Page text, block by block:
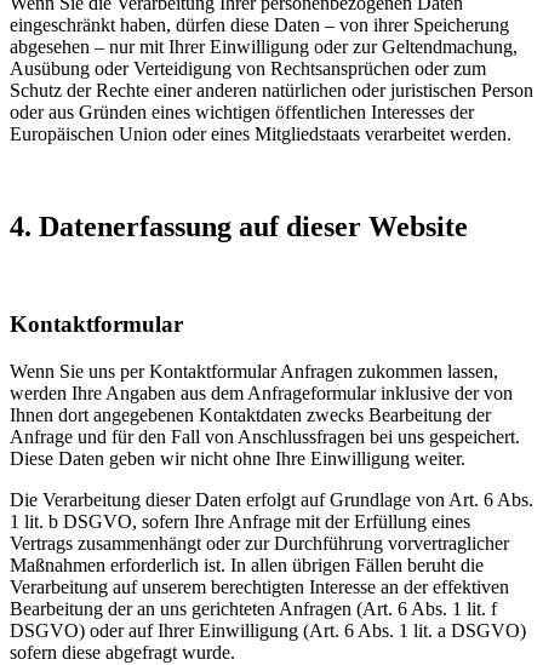
eingeschränkt haben, dürfen diese Daten – von ihrer Speicherung
abgesehen – nur mit Ihrer Einwilligung oder zur Geltendmachung,
Ausübung oder Verteidigung von Rechtsansprüchen oder zum
Schutz der Rechte einer anderen natürlichen oder juristischen Person
oder aus Gründen eines wichtigen öffentlichen Interesses der
Europäischen Union oder eines Mitgliedstaats verarbeitet werden.
4. Datenerfassung auf dieser Website
Kontaktformular
Wenn Sie uns per Kontaktformular Anfragen zukommen lassen,
werden Ihre Angaben aus dem Anfrageformular inklusive der von
Ihnen dort angegebenen Kontaktdaten zwecks Bearbeitung der
Anfrage und für den Fall von Anschlussfragen bei uns gespeichert.
Diese Daten geben wir nicht ohne Ihre Einwilligung weiter.
Die Verarbeitung dieser Daten erfolgt auf Grundlage von Art. 6 Abs.
1 lit. b DSGVO, sofern Ihre Anfrage mit der Erfüllung eines
Vertrags zusammenhängt oder zur Durchführung vorvertraglicher
Maßnahmen erforderlich ist. In allen übrigen Fällen beruht die
Verarbeitung auf unserem berechtigten Interesse an der effektiven
Bearbeitung der an uns gerichteten Anfragen (Art. 6 Abs. 1 lit. f
DSGVO) oder auf Ihrer Einwilligung (Art. 6 Abs. 1 lit. a DSGVO)
sofern diese abgefragt wurde.